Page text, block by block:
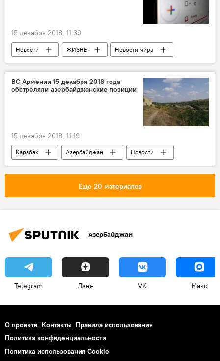
15 декабря 2018, 11:39
Новости ЖИЗНЬ Новости мира
ВС Армении 15 декабря 2018 года
обстреляли азербайджанские позиции
15 декабря 2018, 11:19
Карабах Азербайджан Новости
Еще 20 материалов
Азербайджан
Telegram Дзен VK Макс
О проекте Контакты Правила использования
Политика конфиденциальности
Политика использования Cookie